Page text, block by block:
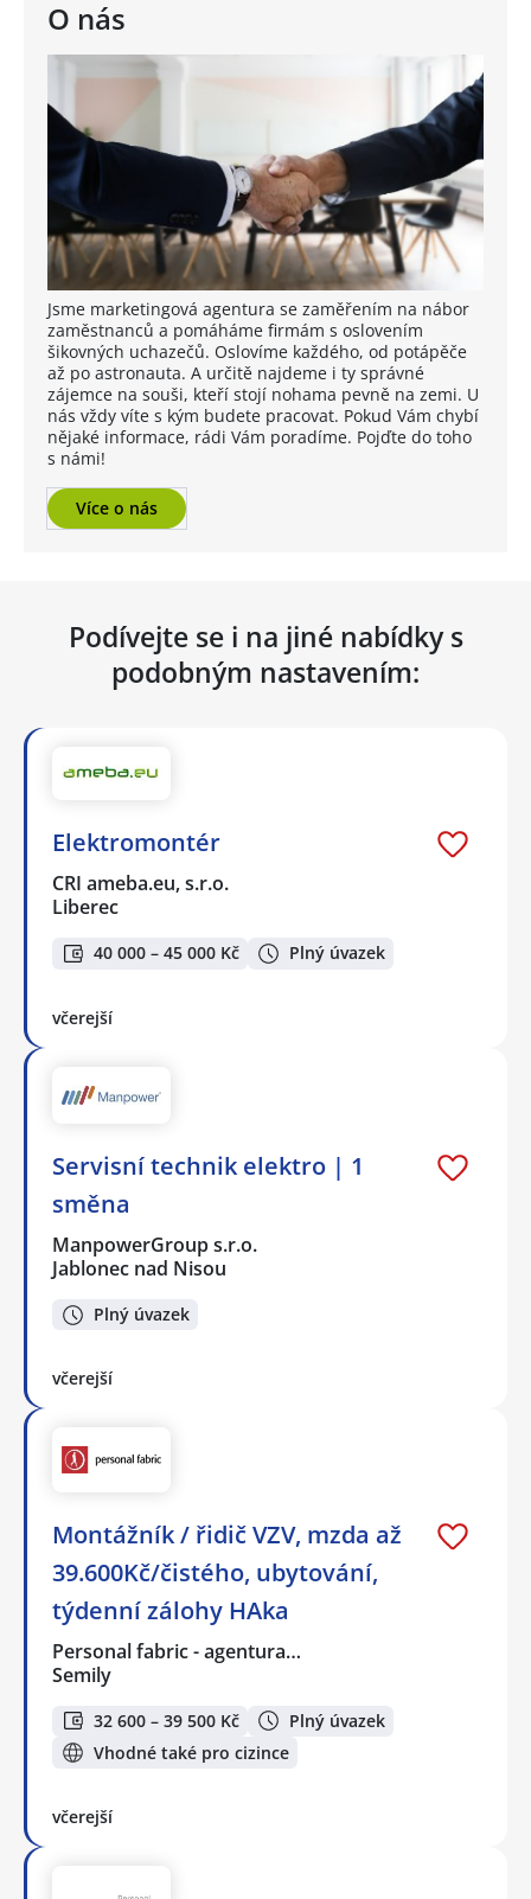
O nás
Jsme marketingová agentura se zaměřením na nábor
zaměstnanců a pomáháme firmám s oslovením
šikovných uchazečů. Oslovíme každého, od potápěče
až po astronauta. A určitě najdeme i ty správné
zájemce na souši, kteří stojí nohama pevně na zemi. U
nás vždy víte s kým budete pracovat. Pokud Vám chybí
nějaké informace, rádi Vám poradíme. Pojďte do toho
s námi!
Více o nás
Podívejte se i na jiné nabídky s
podobným nastavením:
Elektromontér
CRI ameba.eu, s.r.o.
Liberec
40 000 – 45 000 Kč Plný úvazek
včerejší
Servisní technik elektro | 1
směna
ManpowerGroup s.r.o.
Jablonec nad Nisou
Plný úvazek
včerejší
Montážník / řidič VZV, mzda až
39.600Kč/čistého, ubytování,
týdenní zálohy HAka
Personal fabric - agentura…
Semily
32 600 – 39 500 Kč
Plný úvazek
Vhodné také pro cizince
včerejší